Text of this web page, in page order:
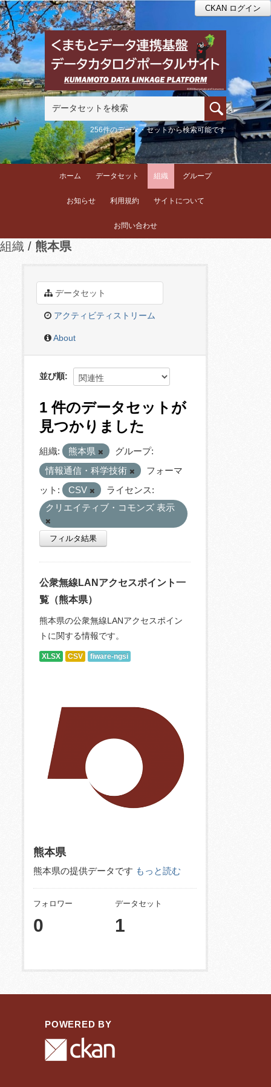
CKAN ログイン
256件のデータ・セットから検索可能です
ホーム データセット 組織 グループ
お知らせ 利用規約 サイトについて
お問い合わせ
組織 熊本県
データセット
アクティビティストリーム
About
並び順
1 件のデータセットが
見つかりました
組織: 熊本県
グループ:
情報通信・科学技術
フォーマ
ット:
CSV
ライセンス:
クリエイティブ・コモンズ 表示
フィルタ結果
公衆無線LANアクセスポイント一
覧（熊本県）
熊本県の公衆無線LANアクセスポイン
トに関する情報です。
XLSX CSV fiware-ngsi
熊本県
熊本県の提供データです もっと読む
フォロワー
0
データセット
1
POWERED BY